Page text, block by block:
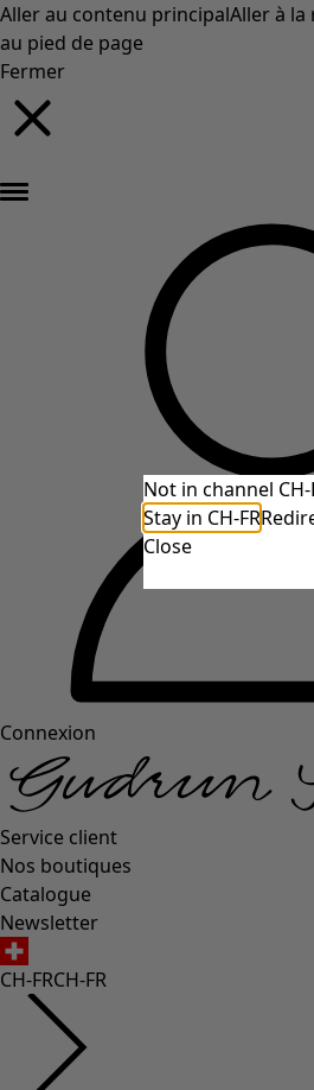
Aller au contenu principalAller à la
au pied de page
Fermer
Connexion
Service client
Nos boutiques
Catalogue
Newsletter
CH-FRCH-FR
Not in channel CH-
Stay in CH-FR
Close